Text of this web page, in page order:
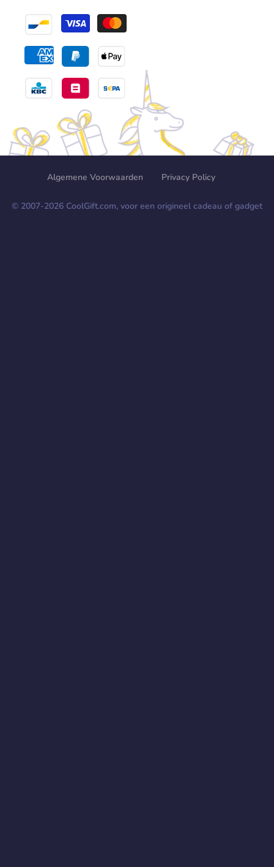
Algemene Voorwaarden Privacy Policy
© 2007-2026 CoolGift.com, voor een origineel cadeau of gadget